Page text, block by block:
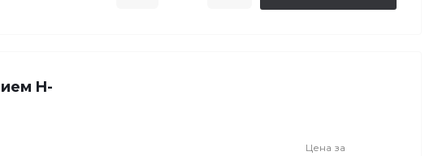
H-
Цена за